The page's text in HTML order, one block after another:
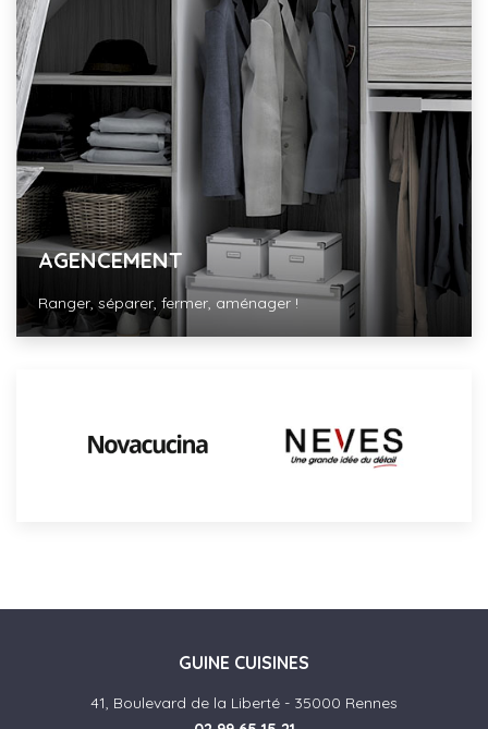
AGENCEMENT
Ranger, séparer, fermer, aménager !
GUINE CUISINES
41, Boulevard de la Liberté - 35000 Rennes